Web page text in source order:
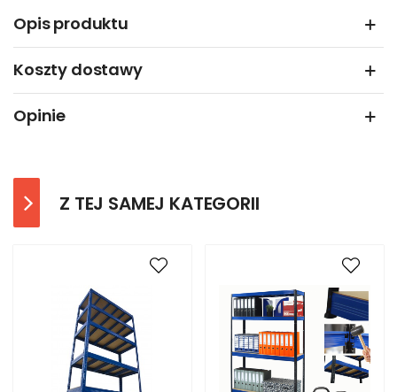
Opis produktu
Koszty dostawy
Opinie
Z TEJ SAMEJ KATEGORII